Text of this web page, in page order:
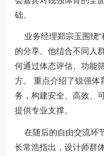
础。
业务经理郑宗玉围绕“
的分享。他结合不同人
何通过体态评估、功能
方。 重点介绍了锐强体
务，构建安全、高效、
提供专业支撑。
在随后的自由交流环
长常浩指出，设计师群